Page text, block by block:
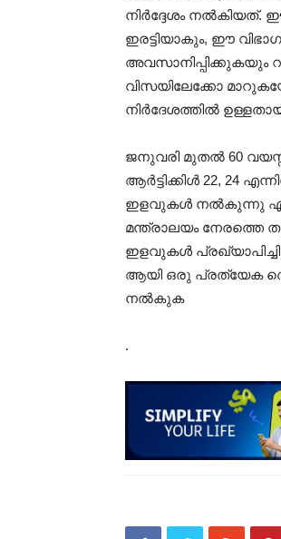
നിർദ്ദേശം
ഇരട്ടിയാകും, ഈ
അവസാനിപ്പിക്കുകയും
വിസയിലേക്കോ
നിർദേശത്തിൽ
ജനുവരി മുതൽ 60
ആർട്ടിക്കിൾ 22, 24
ഇളവുകൾ നൽകുന്നു
മന്ത്രാലയം നേരത്തെ
ഇളവുകൾ
ആയി ഒരു പ്രത്യേക
നൽകുക
.